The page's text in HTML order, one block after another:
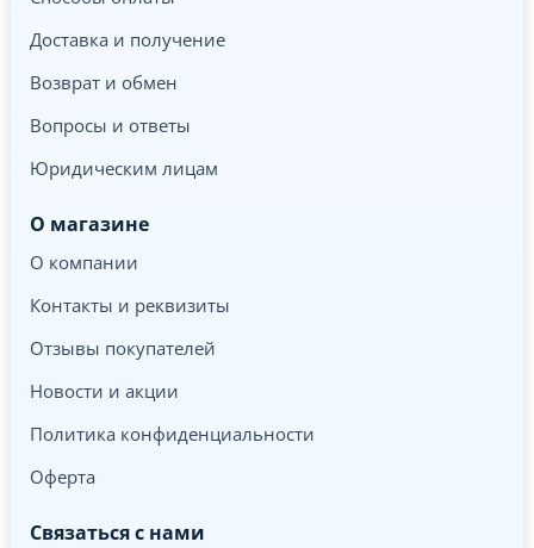
Доставка и получение
Возврат и обмен
Вопросы и ответы
Юридическим лицам
О магазине
О компании
Контакты и реквизиты
Отзывы покупателей
Новости и акции
Политика конфиденциальности
Оферта
Связаться с нами